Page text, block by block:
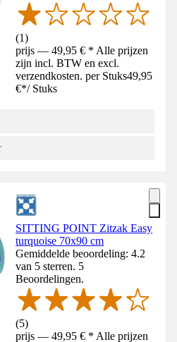
(1)
prijs — 49,95 € * Alle prijzen
zijn incl. BTW en excl.
verzendkosten. per Stuks49,95
€*/ Stuks
SITTING POINT Zitzak Easy
turquoise 70x90 cm
Gemiddelde beoordeling: 4.2
van 5 sterren. 5
Beoordelingen.
(5)
prijs — 49,95 € * Alle prijzen